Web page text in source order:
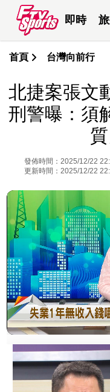
即時
首頁 台灣向前行
北捷案張文
刑警曝：須
發佈時間：2025/12/22
更新時間：2025/12/22